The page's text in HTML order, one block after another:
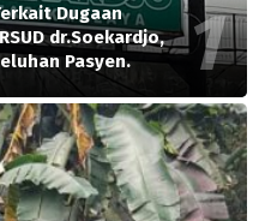
Dugaan
dr.Soekardjo,
Pasyen.